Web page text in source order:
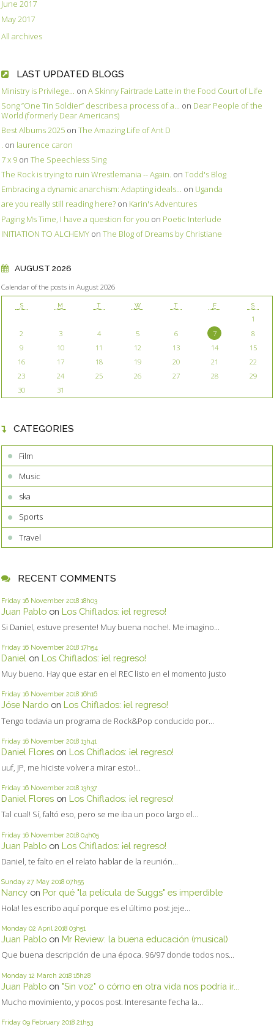
June 2017
May 2017
All archives
LAST UPDATED BLOGS
Ministry is Privilege... on A Skinny Fairtrade Latte in the Food Court of Life
Song ”One Tin Soldier” describes a process of a... on Dear People of the
World (formerly Dear Americans)
Best Albums 2025 on The Amazing Life of Ant D
. on laurence caron
7 x 9 on The Speechless Sing
The Rock is trying to ruin Wrestlemania -- Again. on Todd's Blog
Embracing a dynamic anarchism: Adapting ideals... on Uganda
are you really still reading here? on Karin's Adventures
Paging Ms Time, I have a question for you on Poetic Interlude
INITIATION TO ALCHEMY on The Blog of Dreams by Christiane
AUGUST 2026
Calendar of the posts in August 2026
S M T W T F S
1
2
3 4 5 6 7
8
9
10 11 12 13 14
15
16
17 18 19 20 21
22
23
24 25 26 27 28
29
30
31
CATEGORIES
Film
Music
ska
Sports
Travel
RECENT COMMENTS
Friday 16 November 2018 18h03
Juan Pablo on Los Chiflados: ¡el regreso!
Si Daniel, estuve presente! Muy buena noche!. Me imagino...
Friday 16 November 2018 17h54
Daniel on Los Chiflados: ¡el regreso!
Muy bueno. Hay que estar en el REC listo en el momento justo
Friday 16 November 2018 16h16
Jóse Nardo on Los Chiflados: ¡el regreso!
Tengo todavia un programa de Rock&Pop conducido por...
Friday 16 November 2018 13h41
Daniel Flores on Los Chiflados: ¡el regreso!
uuf, JP, me hiciste volver a mirar esto!...
Friday 16 November 2018 13h37
Daniel Flores on Los Chiflados: ¡el regreso!
Tal cual! Sí, faltó eso, pero se me iba un poco largo el...
Friday 16 November 2018 04h05
Juan Pablo on Los Chiflados: ¡el regreso!
Daniel, te falto en el relato hablar de la reunión...
Sunday 27 May 2018 07h55
Nancy on Por qué "la película de Suggs" es imperdible
Hola! les escribo aquí porque es el último post jeje...
Monday 02 April 2018 03h51
Juan Pablo on Mr Review: la buena educación (musical)
Que buena descripción de una época. 96/97 donde todos nos...
Monday 12 March 2018 16h28
Juan Pablo on "Sin voz" o cómo en otra vida nos podría ir...
Mucho movimiento, y pocos post. Interesante fecha la...
Friday 09 February 2018 21h53